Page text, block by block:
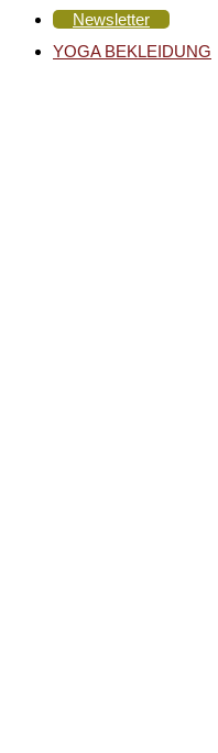
Newsletter
YOGA BEKLEIDUNG